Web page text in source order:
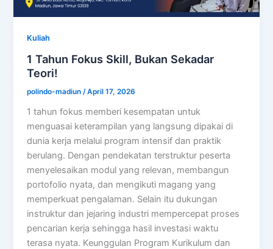
Kuliah
1 Tahun Fokus Skill, Bukan Sekadar
Teori!
polindo-madiun /April 17, 2026
1 tahun fokus memberi kesempatan untuk
menguasai keterampilan yang langsung dipakai di
dunia kerja melalui program intensif dan praktik
berulang. Dengan pendekatan terstruktur peserta
menyelesaikan modul yang relevan, membangun
portofolio nyata, dan mengikuti magang yang
memperkuat pengalaman. Selain itu dukungan
instruktur dan jejaring industri mempercepat proses
pencarian kerja sehingga hasil investasi waktu
terasa nyata. Keunggulan Program Kurikulum dan